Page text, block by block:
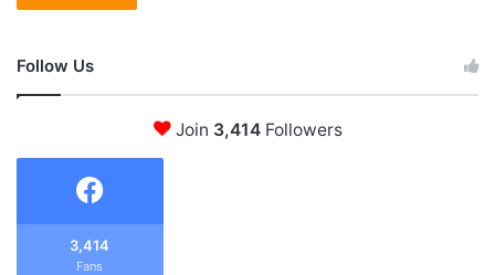
Follow Us
Join 3,414Followers
3,414
Fans